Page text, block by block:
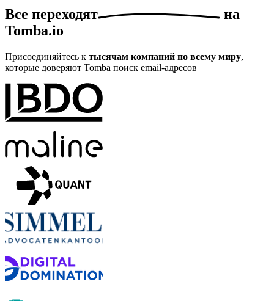
Все переходят
на
Tomba.io
Присоединяйтесь к тысячам компаний по всему миру,
которые доверяют Tomba поиск email-адресов